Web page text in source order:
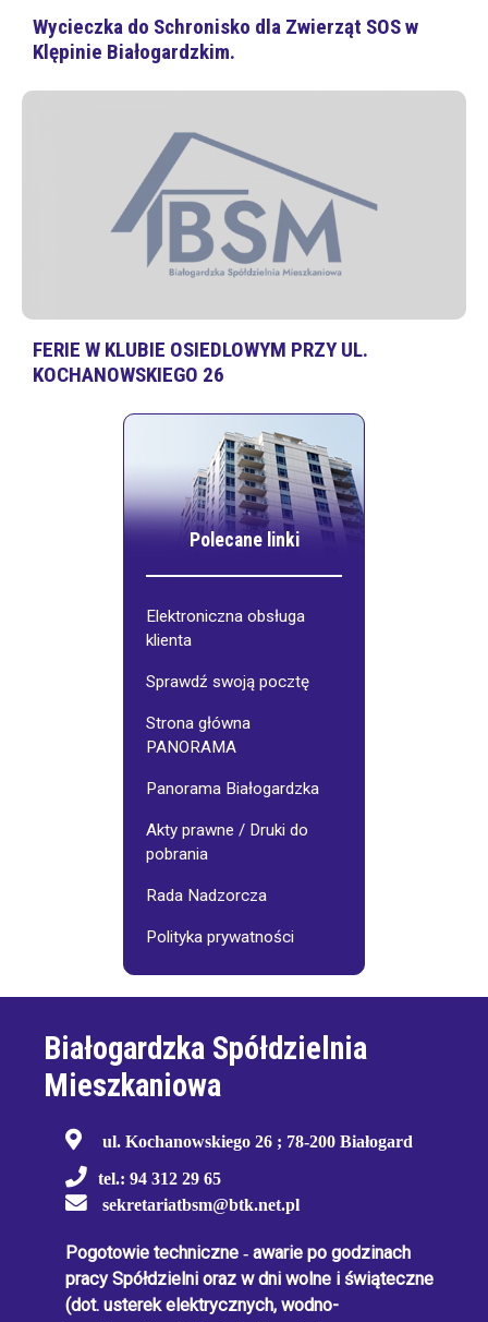
Wycieczka do Schronisko dla Zwierząt SOS w
Klępinie Białogardzkim.
FERIE W KLUBIE OSIEDLOWYM PRZY UL.
KOCHANOWSKIEGO 26
Polecane linki
Elektroniczna obsługa
klienta
Sprawdź swoją pocztę
Strona główna
PANORAMA
Panorama Białogardzka
Akty prawne / Druki do
pobrania
Rada Nadzorcza
Polityka prywatności
Białogardzka Spółdzielnia
Mieszkaniowa
ul. Kochanowskiego 26 ; 78-200 Białogard
tel.: 94 312 29 65
sekretariatbsm@btk.net.pl
Pogotowie techniczne - awarie po godzinach
pracy Spółdzielni oraz w dni wolne i świąteczne
(dot. usterek elektrycznych, wodno-